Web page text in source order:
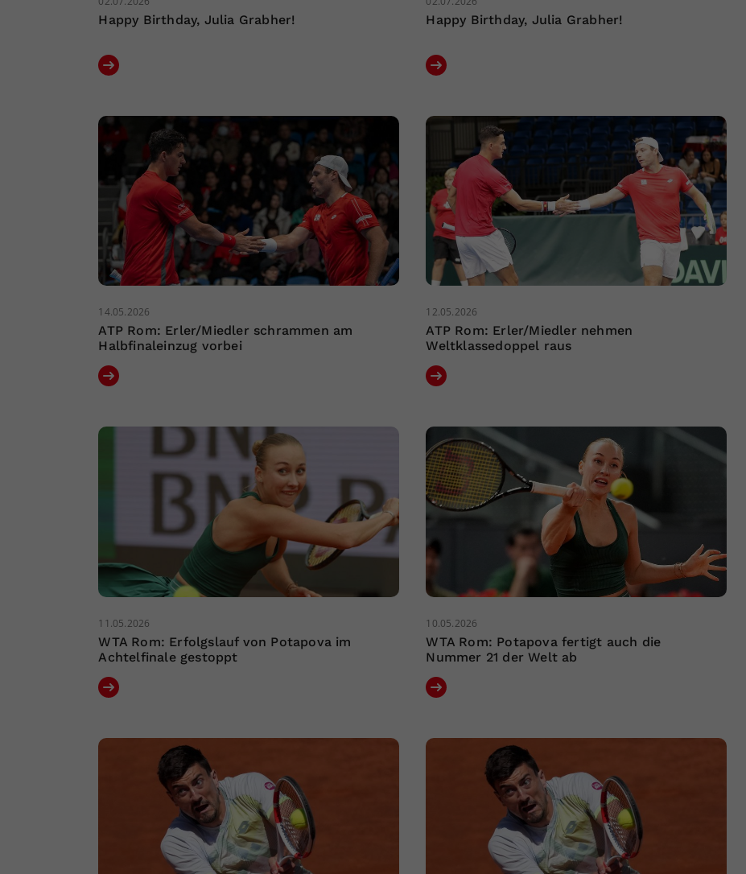
Happy Birthday, Julia Grabher! Happy Birthday, Julia Grabher!
14.05.2026
ATP Rom: Erler/Miedler schrammen am
Halbfinaleinzug vorbei
12.05.2026
ATP Rom: Erler/Miedler nehmen
Weltklassedoppel raus
11.05.2026
WTA Rom: Erfolgslauf von Potapova im
Achtelfinale gestoppt
10.05.2026
WTA Rom: Potapova fertigt auch die
Nummer 21 der Welt ab